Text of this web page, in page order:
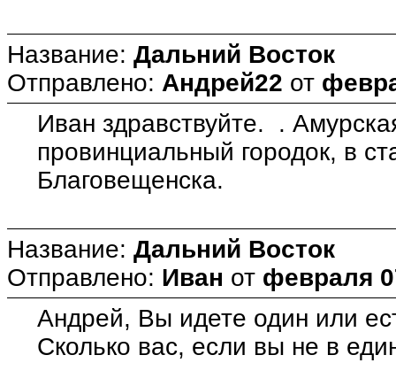
Название: Дальний Восток
Отправлено: Андрей22 от
Иван здравствуйте. .
провинциальный городок, в
Благовещенска.
Название: Дальний Восток
Отправлено: Иван от февраля
Андрей, Вы идете один или
Сколько вас, если вы не в